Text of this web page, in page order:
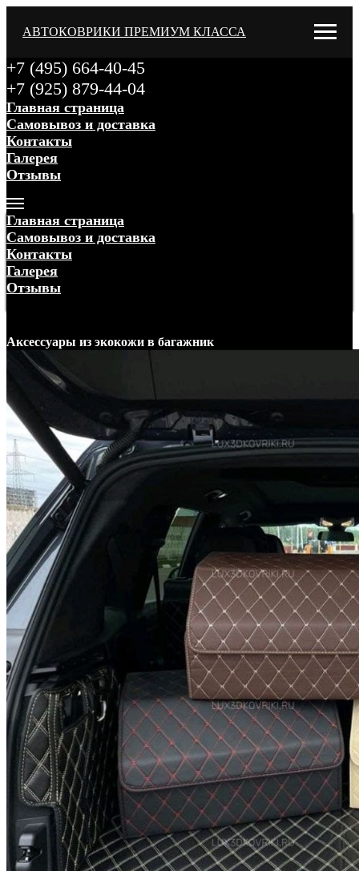
АВТОКОВРИКИ ПРЕМИУМ КЛАССА
+7 (495) 664-40-45
+7 (925) 879-44-04
Главная страница
Самовывоз и доставка
Контакты
Галерея
Отзывы
Главная страница
Самовывоз и доставка
Контакты
Галерея
Отзывы
Аксессуары из экокожи в багажник